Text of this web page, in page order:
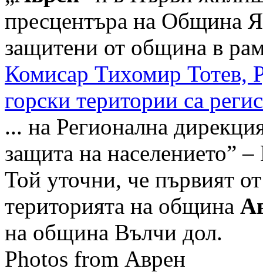
пресцентъра на Община
защитени от община в
Комисар Тихомир
горски територии са
... на Регионална
защита на населението”
Той уточни, че първият
територията на община
на община Вълчи дол.
Photos from Аврен